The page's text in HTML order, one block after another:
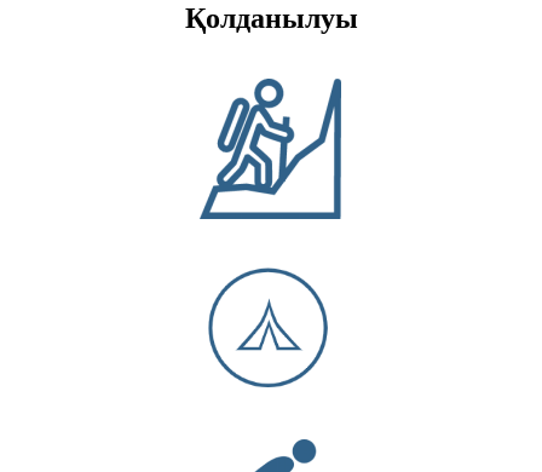
Қолданылуы